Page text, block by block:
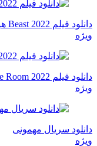
دانلود فیلم Beast 2022 هیولا
ویژه
دانلود فیلم Wire Room 2022 اتاق شنود
ویژه
دانلود سریال مهمونی
ویژه